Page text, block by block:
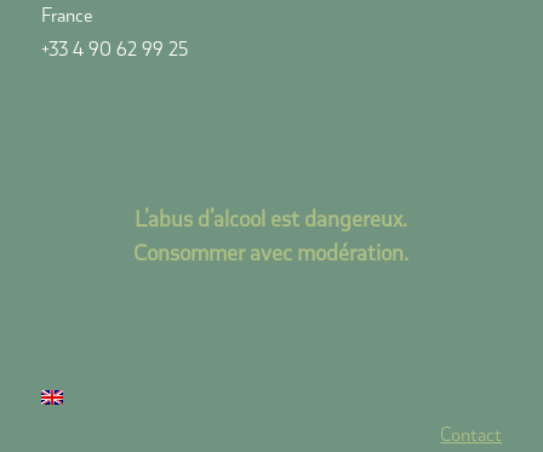
France
+33 4 90 62 99 25
L’abus d’alcool est dangereux.
Consommer avec modération.
Contact